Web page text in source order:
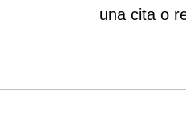
una cita o